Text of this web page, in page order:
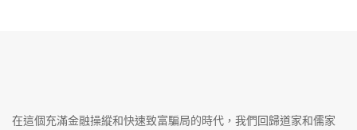
在這個充滿金融操縱和快速致富騙局的時代，我們回歸道家和儒家